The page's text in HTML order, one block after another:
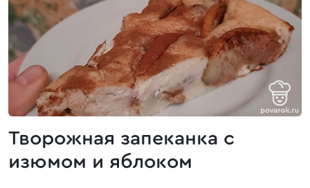
Творожная запеканка с
изюмом и яблоком